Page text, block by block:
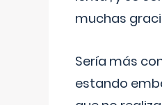
muchas
Sería más
estando